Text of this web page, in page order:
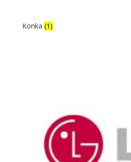
Konka (1)